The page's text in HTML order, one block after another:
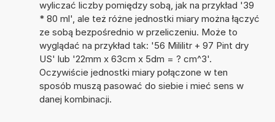
wyliczać liczby pomiędzy sobą, jak na przykład '39
* 80 ml', ale też różne jednostki miary można łączyć
ze sobą bezpośrednio w przeliczeniu. Może to
wyglądać na przykład tak: '56 Mililitr + 97 Pint dry
US' lub '22mm x 63cm x 5dm = ? cm^3'.
Oczywiście jednostki miary połączone w ten
sposób muszą pasować do siebie i mieć sens w
danej kombinacji.